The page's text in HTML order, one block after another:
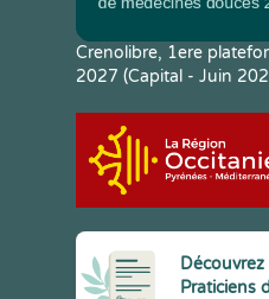
Crenolibre, 1ere
2027 (Capital - Juin
Praticiens